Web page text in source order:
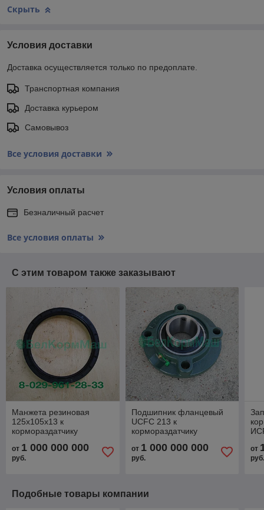
Скрыть
Условия доставки
Доставка осуществляется только по предоплате.
Транспортная компания
Доставка курьером
Самовывоз
Все условия доставки
Условия оплаты
Безналичный расчет
Все условия оплаты
С этим товаром также заказывают
Манжета резиновая
125х105х13 к
кормораздатчику
от 1 000 000 000
руб.
Подшипник фланцевый
UCFC 213 к
кормораздатчику
от 1 000 000 000
руб.
от
Подобные товары компании